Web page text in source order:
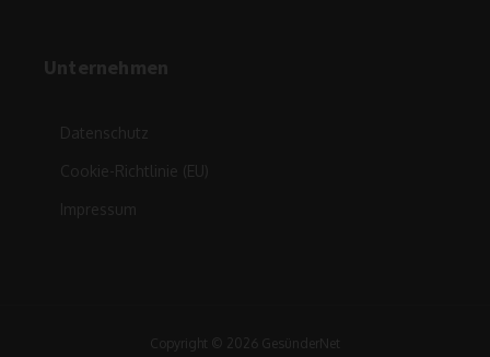
Unternehmen
Datenschutz
Cookie-Richtlinie (EU)
Impressum
Copyright © 2026 GesünderNet